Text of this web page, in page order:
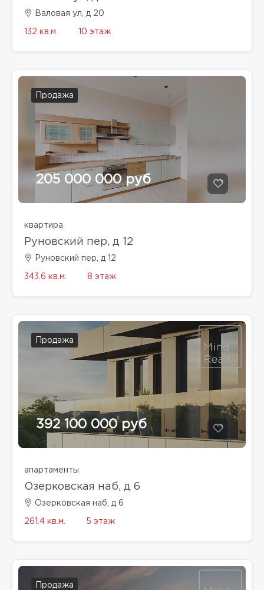
Валовая ул, д 20
132 кв.м. 10 этаж
Продажа
205 000 000 руб
квартира
Руновский пер, д 12
Руновский пер, д 12
343.6 кв.м. 8 этаж
Продажа
392 100 000 руб
апартаменты
Озерковская наб, д 6
Озерковская наб, д 6
261.4 кв.м. 5 этаж
Продажа